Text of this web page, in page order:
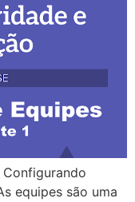
Configurando
equipes são uma